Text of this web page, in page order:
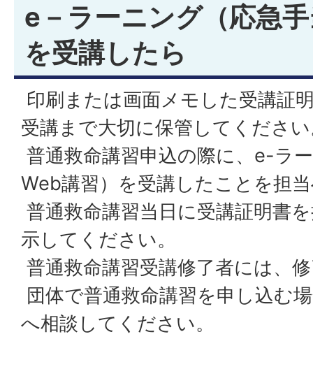
e－ラーニング（応急
を受講したら
印刷または画面メモした受講証
受講まで大切に保管してくださ
普通救命講習申込の際に、e-ラ
Web講習）を受講したことを担
普通救命講習当日に受講証明書
示してください。
普通救命講習受講修了者には、
団体で普通救命講習を申し込む
へ相談してください。